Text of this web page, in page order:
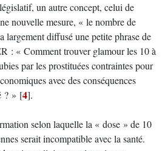
un autre concept, celui de
nouvelle mesure, « le nombre de
largement diffusé une petite phrase de
: « Comment trouver glamour les 10 à
par les prostituées contraintes pour
avec des conséquences
? » [4].
selon laquelle la « dose » de 10
serait incompatible avec la santé.